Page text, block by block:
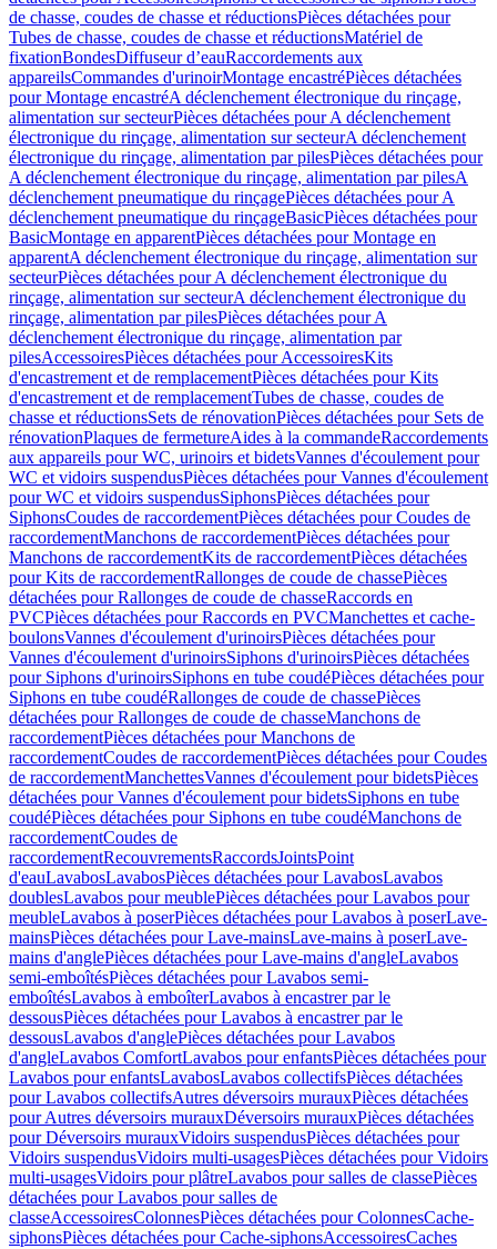
de chasse, coudes de chasse et réductionsPièces détachées pour
Tubes de chasse, coudes de chasse et réductionsMatériel de
fixationBondesDiffuseur d’eauRaccordements aux
appareilsCommandes d'urinoirMontage encastréPièces détachées
pour Montage encastréA déclenchement électronique du rinçage,
alimentation sur secteurPièces détachées pour A déclenchement
électronique du rinçage, alimentation sur secteurA déclenchement
électronique du rinçage, alimentation par pilesPièces détachées pour
A déclenchement électronique du rinçage, alimentation par pilesA
déclenchement pneumatique du rinçagePièces détachées pour A
déclenchement pneumatique du rinçageBasicPièces détachées pour
BasicMontage en apparentPièces détachées pour Montage en
apparentA déclenchement électronique du rinçage, alimentation sur
secteurPièces détachées pour A déclenchement électronique du
rinçage, alimentation sur secteurA déclenchement électronique du
rinçage, alimentation par pilesPièces détachées pour A
déclenchement électronique du rinçage, alimentation par
pilesAccessoiresPièces détachées pour AccessoiresKits
d'encastrement et de remplacementPièces détachées pour Kits
d'encastrement et de remplacementTubes de chasse, coudes de
chasse et réductionsSets de rénovationPièces détachées pour Sets de
rénovationPlaques de fermetureAides à la commandeRaccordements
aux appareils pour WC, urinoirs et bidetsVannes d'écoulement pour
WC et vidoirs suspendusPièces détachées pour Vannes d'écoulement
pour WC et vidoirs suspendusSiphonsPièces détachées pour
SiphonsCoudes de raccordementPièces détachées pour Coudes de
raccordementManchons de raccordementPièces détachées pour
Manchons de raccordementKits de raccordementPièces détachées
pour Kits de raccordementRallonges de coude de chassePièces
détachées pour Rallonges de coude de chasseRaccords en
PVCPièces détachées pour Raccords en PVCManchettes et cache-
boulonsVannes d'écoulement d'urinoirsPièces détachées pour
Vannes d'écoulement d'urinoirsSiphons d'urinoirsPièces détachées
pour Siphons d'urinoirsSiphons en tube coudéPièces détachées pour
Siphons en tube coudéRallonges de coude de chassePièces
détachées pour Rallonges de coude de chasseManchons de
raccordementPièces détachées pour Manchons de
raccordementCoudes de raccordementPièces détachées pour Coudes
de raccordementManchettesVannes d'écoulement pour bidetsPièces
détachées pour Vannes d'écoulement pour bidetsSiphons en tube
coudéPièces détachées pour Siphons en tube coudéManchons de
raccordementCoudes de
raccordementRecouvrementsRaccordsJointsPoint
d'eauLavabosLavabosPièces détachées pour LavabosLavabos
doublesLavabos pour meublePièces détachées pour Lavabos pour
meubleLavabos à poserPièces détachées pour Lavabos à poserLave-
mainsPièces détachées pour Lave-mainsLave-mains à poserLave-
mains d'anglePièces détachées pour Lave-mains d'angleLavabos
semi-emboîtésPièces détachées pour Lavabos semi-
emboîtésLavabos à emboîterLavabos à encastrer par le
dessousPièces détachées pour Lavabos à encastrer par le
dessousLavabos d'anglePièces détachées pour Lavabos
d'angleLavabos ComfortLavabos pour enfantsPièces détachées pour
Lavabos pour enfantsLavabosLavabos collectifsPièces détachées
pour Lavabos collectifsAutres déversoirs murauxPièces détachées
pour Autres déversoirs murauxDéversoirs murauxPièces détachées
pour Déversoirs murauxVidoirs suspendusPièces détachées pour
Vidoirs suspendusVidoirs multi-usagesPièces détachées pour Vidoirs
multi-usagesVidoirs pour plâtreLavabos pour salles de classePièces
détachées pour Lavabos pour salles de
classeAccessoiresColonnesPièces détachées pour ColonnesCache-
siphonsPièces détachées pour Cache-siphonsAccessoiresCaches